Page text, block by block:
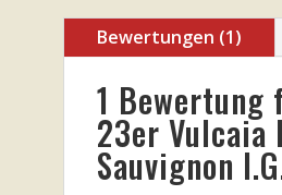
Bewertungen (1)
1
23er Vulcaia
Sauvignon